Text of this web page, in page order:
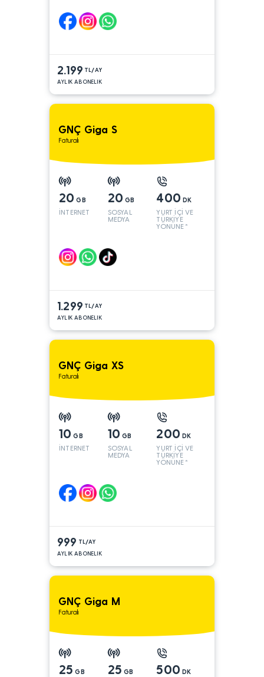
2.199 TL/AY
AYLIK ABONELIK
GNÇ Giga S
Faturalı
20 GB
İNTERNET
20 GB
SOSYAL
MEDYA
400 DK
YURT İÇİ VE
TÜRKİYE
YÖNÜNE*
1.299 TL/AY
AYLIK ABONELIK
GNÇ Giga XS
Faturalı
10 GB
İNTERNET
10 GB
SOSYAL
MEDYA
200 DK
YURT İÇİ VE
TÜRKİYE
YÖNÜNE*
999 TL/AY
AYLIK ABONELIK
GNÇ Giga M
Faturalı
25 GB 25 GB 500 DK